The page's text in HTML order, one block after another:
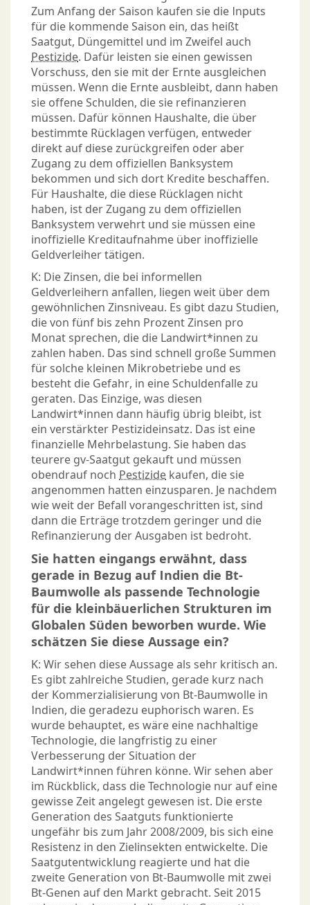
Zum Anfang der Saison kaufen sie die Inputs
für die kommende Saison ein, das heißt
Saatgut, Düngemittel und im Zweifel auch
Pestizide. Dafür leisten sie einen gewissen
Vorschuss, den sie mit der Ernte ausgleichen
müssen. Wenn die Ernte ausbleibt, dann haben
sie offene Schulden, die sie refinanzieren
müssen. Dafür können Haushalte, die über
bestimmte Rücklagen verfügen, entweder
direkt auf diese zurückgreifen oder aber
Zugang zu dem offiziellen Banksystem
bekommen und sich dort Kredite beschaffen.
Für Haushalte, die diese Rücklagen nicht
haben, ist der Zugang zu dem offiziellen
Banksystem verwehrt und sie müssen eine
inoffizielle Kreditaufnahme über inoffizielle
Geldverleiher tätigen.
K: Die Zinsen, die bei informellen
Geldverleihern anfallen, liegen weit über dem
gewöhnlichen Zinsniveau. Es gibt dazu Studien,
die von fünf bis zehn Prozent Zinsen pro
Monat sprechen, die die Landwirt*innen zu
zahlen haben. Das sind schnell große Summen
für solche kleinen Mikrobetriebe und es
besteht die Gefahr, in eine Schuldenfalle zu
geraten. Das Einzige, was diesen
Landwirt*innen dann häufig übrig bleibt, ist
ein verstärkter Pestizideinsatz. Das ist eine
finanzielle Mehrbelastung. Sie haben das
teurere gv-Saatgut gekauft und müssen
obendrauf noch Pestizide kaufen, die sie
angenommen hatten einzusparen. Je nachdem
wie weit der Befall vorangeschritten ist, sind
dann die Erträge trotzdem geringer und die
Refinanzierung der Ausgaben ist bedroht.
Sie hatten eingangs erwähnt, dass
gerade in Bezug auf Indien die Bt-
Baumwolle als passende Technologie
für die kleinbäuerlichen Strukturen im
Globalen Süden beworben wurde. Wie
schätzen Sie diese Aussage ein?
K: Wir sehen diese Aussage als sehr kritisch an.
Es gibt zahlreiche Studien, gerade kurz nach
der Kommerzialisierung von Bt-Baumwolle in
Indien, die geradezu euphorisch waren. Es
wurde behauptet, es wäre eine nachhaltige
Technologie, die langfristig zu einer
Verbesserung der Situation der
Landwirt*innen führen könne. Wir sehen aber
im Rückblick, dass die Technologie nur auf eine
gewisse Zeit angelegt gewesen ist. Die erste
Generation des Saatguts funktionierte
ungefähr bis zum Jahr 2008/2009, bis sich eine
Resistenz in den Zielinsekten entwickelte. Die
Saatgutentwicklung reagierte und hat die
zweite Generation von Bt-Baumwolle mit zwei
Bt-Genen auf den Markt gebracht. Seit 2015